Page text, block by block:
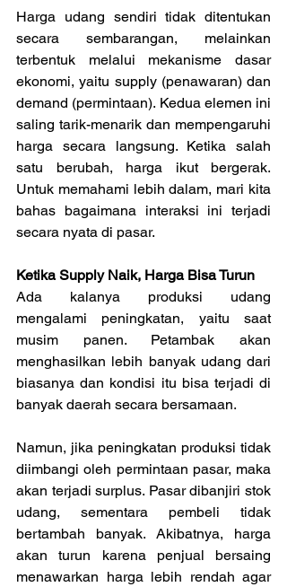
Harga udang sendiri tidak ditentukan
secara sembarangan, melainkan
terbentuk melalui mekanisme dasar
ekonomi, yaitu supply (penawaran) dan
demand (permintaan). Kedua elemen ini
saling tarik-menarik dan mempengaruhi
harga secara langsung. Ketika salah
satu berubah, harga ikut bergerak.
Untuk memahami lebih dalam, mari kita
bahas bagaimana interaksi ini terjadi
secara nyata di pasar.
Ketika Supply Naik, Harga Bisa Turun
Ada kalanya produksi udang
mengalami peningkatan, yaitu saat
musim panen. Petambak akan
menghasilkan lebih banyak udang dari
biasanya dan kondisi itu bisa terjadi di
banyak daerah secara bersamaan.
Namun, jika peningkatan produksi tidak
diimbangi oleh permintaan pasar, maka
akan terjadi surplus. Pasar dibanjiri stok
udang, sementara pembeli tidak
bertambah banyak. Akibatnya, harga
akan turun karena penjual bersaing
menawarkan harga lebih rendah agar